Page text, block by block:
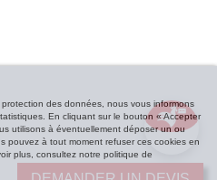
des données, nous vous informons
En cliquant sur le bouton « Accepter
utilisons à éventuellement déposer un ou
pouvez à tout moment refuser ces cookies en
plus, consultez notre politique de